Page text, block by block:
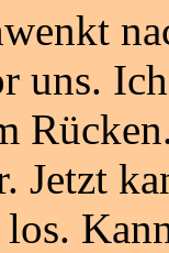
uns.
Jetzt